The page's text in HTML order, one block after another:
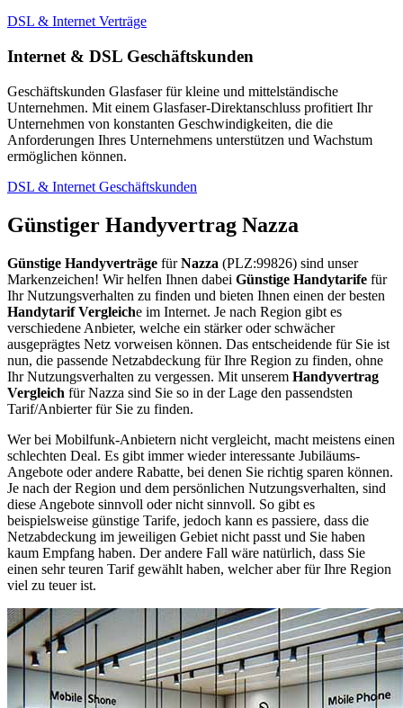
DSL & Internet Verträge
Internet & DSL Geschäftskunden
Geschäftskunden Glasfaser für kleine und mittelständische
Unternehmen. Mit einem Glasfaser-Direktanschluss profitiert Ihr
Unternehmen von konstanten Geschwindigkeiten, die die
Anforderungen Ihres Unternehmens unterstützen und Wachstum
ermöglichen können.
DSL & Internet Geschäftskunden
Günstiger Handyvertrag Nazza
Günstige Handyverträge fürNazza (PLZ:99826) sind unser
Markenzeichen! Wir helfen Ihnen dabei Günstige Handytarife für
Ihr Nutzungsverhalten zu finden und bieten Ihnen einen der besten
Handytarif Vergleiche im Internet. Je nach Region gibt es
verschiedene Anbieter, welche ein stärker oder schwächer
ausgeprägtes Netz vorweisen können. Das entscheidende für Sie ist
nun, die passende Netzabdeckung für Ihre Region zu finden, ohne
Ihr Nutzungsverhalten zu vergessen. Mit unserem Handyvertrag
Vergleich für Nazza sind Sie so in der Lage den passendsten
Tarif/Anbierter für Sie zu finden.
Wer bei Mobilfunk-Anbietern nicht vergleicht, macht meistens einen
schlechten Deal. Es gibt immer wieder interessante Jubiläums-
Angebote oder andere Rabatte, bei denen Sie richtig sparen können.
Je nach der Region und dem persönlichen Nutzungsverhalten, sind
diese Angebote sinnvoll oder nicht sinnvoll. So gibt es
beispielsweise günstige Tarife, jedoch kann es passiere, dass die
Netzabdeckung im jeweiligen Gebiet nicht passt und Sie haben
kaum Empfang haben. Der andere Fall wäre natürlich, dass Sie
einen sehr teuren Tarif gewählt haben, welcher aber für Ihre Region
viel zu teuer ist.